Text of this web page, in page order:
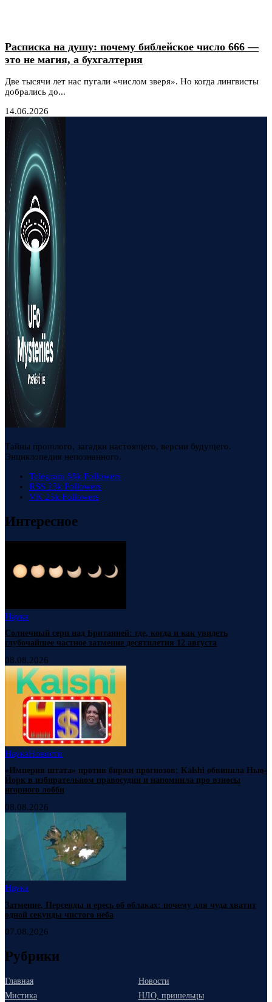
Расписка на душу: почему библейское число 666 —
это не магия, а бухгалтерия
Две тысячи лет нас пугали «числом зверя». Но когда лингвисты
добрались до...
14.06.2026
Тайны прошлого, загадки настоящего, версии будущего.
Энциклопедия непознанного.
Telegram 88k Followers
RSS 23k Followers
VK 23k Followers
Интересное
Наука
Солнечный серп над Британией: где, когда и как увидеть
глубочайшее частное затмение десятилетия 12 августа
08.08.2026
НаукаНовости
«Империя штата» против биржи прогнозов: Kalshi обвинила Нью-
Йорк в избирательном правосудии и напомнила про взносы
игорного лобби
08.08.2026
Наука
Затмение, Персеиды и ересь об облаках: почему для чуда хватит
одной секунды чистого неба
07.08.2026
Рубрики
Главная
Новости
Мистика
НЛО, пришельцы